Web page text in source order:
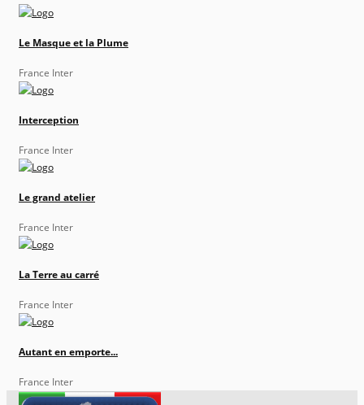
Le Masque et la Plume
France Inter
Interception
France Inter
Le grand atelier
France Inter
La Terre au carré
France Inter
Autant en emporte...
France Inter